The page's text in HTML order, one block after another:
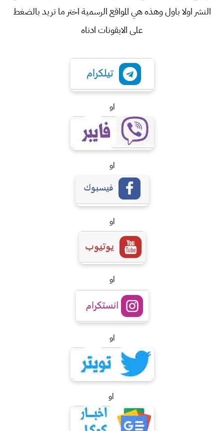
النشر اولا باول وهذه هي المواقع الرسمية اختر ما تريد بالضغط
على الايقونات ادناه
او
او
او
او
او
او